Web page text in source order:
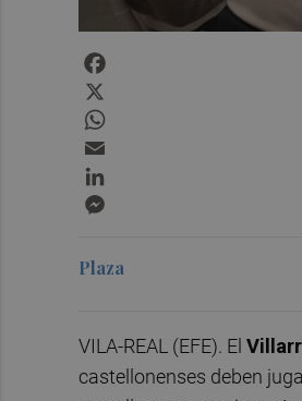
Plaza
VILA-REAL (EFE). El
castellonenses deben